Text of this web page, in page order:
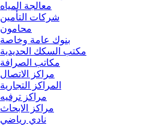
معالجة المياه
شركات التأمين
محامون
بنوك عامة وخاصة
مكتب السكك الحديدية
مكاتب الصرافة
مراكز الاتصال
المراكز التجارية
مراكز ترفيه
مراكز الابحاث
نادي رياضي